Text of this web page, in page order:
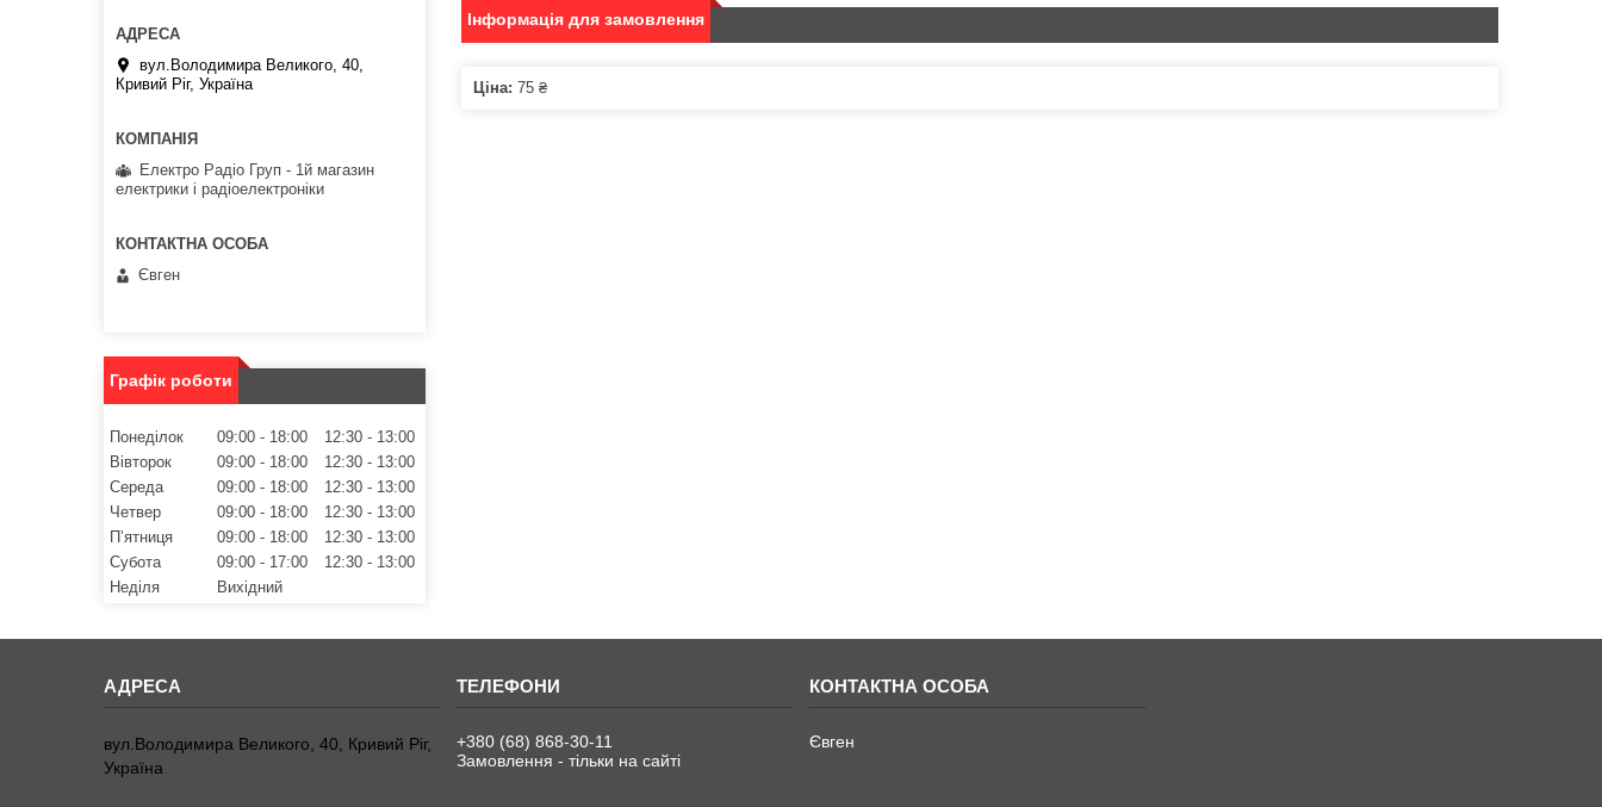
Інформація для замовлення
Ціна: 75 ₴
вул.Володимира Великого, 40,
Кривий Ріг, Україна
Електро Радіо Груп - 1й магазин
електрики і радіоелектроніки
Євген
Графік роботи
Понеділок 09:00 18:00 12:30
13:00
Вівторок
09:00 18:00 12:30
13:00
Середа
09:00 18:00 12:30
13:00
Четвер
09:00 18:00 12:30
13:00
Пʼятниця
09:00 18:00 12:30
13:00
Субота
09:00 17:00 12:30
13:00
Неділя
Вихідний
вул.Володимира Великого, 40, Кривий Ріг,
Україна
+380 (68) 868-30-11
Замовлення - тільки на сайті
Євген